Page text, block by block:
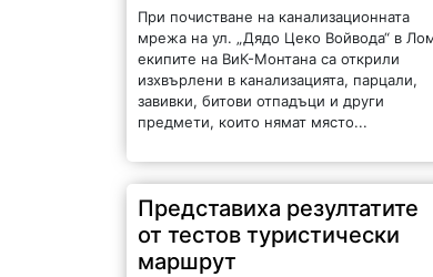
При почистване на канализационната
мрежа на ул. „Дядо Цеко Войвода“ в
екипите на ВиК-Монтана са открили
изхвърлени в канализацията, парцали,
завивки, битови отпадъци и други
предмети, които нямат място...
Представиха резултатите
от тестов туристически
маршрут